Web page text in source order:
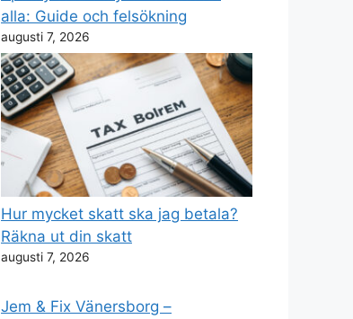
alla: Guide och felsökning
augusti 7, 2026
Hur mycket skatt ska jag betala?
Räkna ut din skatt
augusti 7, 2026
Jem & Fix Vänersborg –